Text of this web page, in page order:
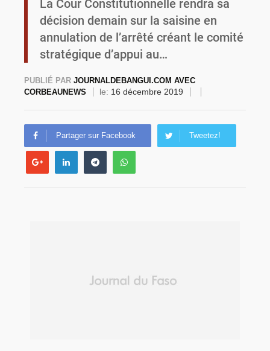
Burkina Faso : la VIDEO-verbalisation enregistre plus de 1 000 infractions en douze heures
La Cour Constitutionnelle rendra sa
décision demain sur la saisine en
annulation de l’arrêté créant le comité
stratégique d’appui au…
PUBLIÉ PAR JOURNALDEBANGUI.COM AVEC
CORBEAUNEWS
le: 16 décembre 2019
Partager sur Facebook Tweetez!